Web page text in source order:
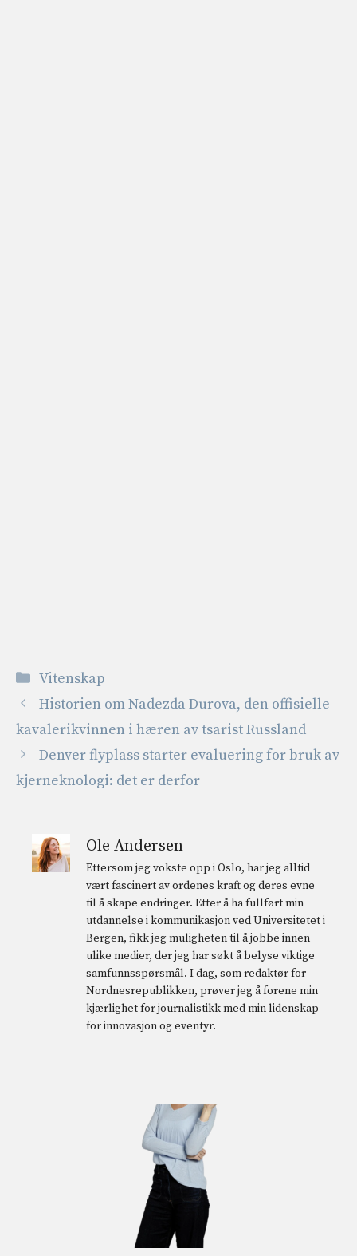
Kategorier
Vitenskap
Historien om Nadezda Durova, den offisielle
kavalerikvinnen i hæren av tsarist Russland
Denver flyplass starter evaluering for bruk av
kjerneknologi: det er derfor
Ole Andersen
Ettersom jeg vokste opp i Oslo, har jeg alltid
vært fascinert av ordenes kraft og deres evne
til å skape endringer. Etter å ha fullført min
utdannelse i kommunikasjon ved Universitetet i
Bergen, fikk jeg muligheten til å jobbe innen
ulike medier, der jeg har søkt å belyse viktige
samfunnsspørsmål. I dag, som redaktør for
Nordnesrepublikken, prøver jeg å forene min
kjærlighet for journalistikk med min lidenskap
for innovasjon og eventyr.